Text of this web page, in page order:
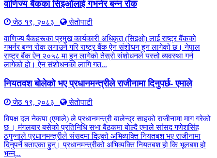
वाणिज्य बैंकका सिइओलाई गभर्नर बन्न रोक
जेठ १९, २०८३
सेतोपाटी
वाणिज्य बैंकहरूका प्रमुख कार्यकारी अधिकृत (सिइओ) लाई राष्ट्र बैंकको
गभर्नर बन्न रोक लगाउने गरि राष्ट्र बैंक ऐन संशोधन हुन लागेको छ। नेपाल
राष्ट्र बैंक ऐन २०५८ मा हुन लागेको तेस्रो संशोधनले यस्तो व्यवस्था गर्न
लागेको हो। ऐन संशोधनको लागि गत...
नियतवश बोलेको भए प्रधानमन्त्रीले राजीनामा दिनुपर्छ- एमाले
जेठ १९, २०८३
सेतोपाटी
विपक्ष दल नेकपा (एमाले) ले प्रधानमन्त्री बालेन्द्र साहको राजीनामा माग गरेको
छ । मंगलबार बसेको प्रतिनिधि सभा बैठकमा बोल्दै एमाले सांसद गणेशसिंह
ठगुन्नाले प्रधानमन्त्रीले संसदमा दिएको अभिव्यक्ति नियतबश भए राजीनामा
दिनुपर्ने बताएका हुन्। प्रधानमन्त्रीको अभिव्यक्ति नियतबश हो कि भूलबश हो
भन्न्...